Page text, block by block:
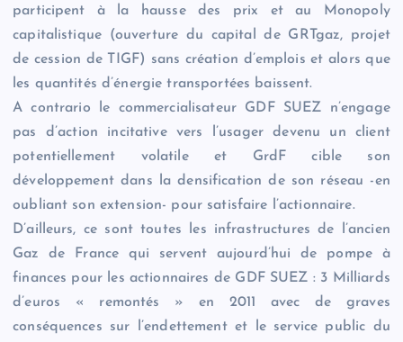
participent à la hausse des prix et au Monopoly
capitalistique (ouverture du capital de GRTgaz, projet
de cession de TIGF) sans création d’emplois et alors que
les quantités d’énergie transportées baissent.
A contrario le commercialisateur GDF SUEZ n’engage
pas d’action incitative vers l’usager devenu un client
potentiellement volatile et GrdF cible son
développement dans la densification de son réseau -en
oubliant son extension- pour satisfaire l’actionnaire.
D’ailleurs, ce sont toutes les infrastructures de l’ancien
Gaz de France qui servent aujourd’hui de pompe à
finances pour les actionnaires de GDF SUEZ : 3 Milliards
d’euros « remontés » en 2011 avec de graves
conséquences sur l’endettement et le service public du